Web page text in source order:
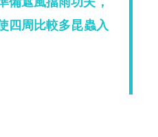
四周比較多昆蟲入